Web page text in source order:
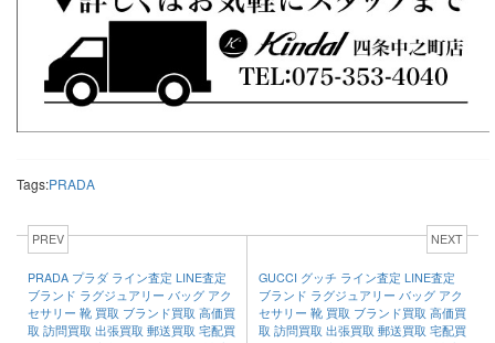
Tags:PRADA
PREV
PRADA プラダ ライン査定 LINE査定
ブランド ラグジュアリー バッグ アク
セサリー 靴 買取 ブランド買取 高価買
取 訪問買取 出張買取 郵送買取 宅配買
NEXT
GUCCI グッチ ライン査定 LINE査定
ブランド ラグジュアリー バッグ アク
セサリー 靴 買取 ブランド買取 高価買
取 訪問買取 出張買取 郵送買取 宅配買